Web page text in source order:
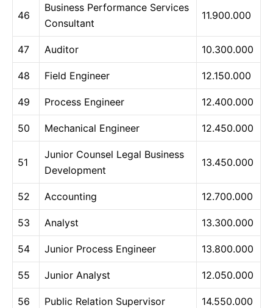
46
Business Performance Services
Consultant
11.900.000
47 Auditor 10.300.000
48 Field Engineer 12.150.000
49 Process Engineer 12.400.000
50 Mechanical Engineer 12.450.000
51
Junior Counsel Legal Business
Development
13.450.000
52 Accounting 12.700.000
53 Analyst 13.300.000
54 Junior Process Engineer 13.800.000
55 Junior Analyst 12.050.000
56 Public Relation Supervisor 14.550.000